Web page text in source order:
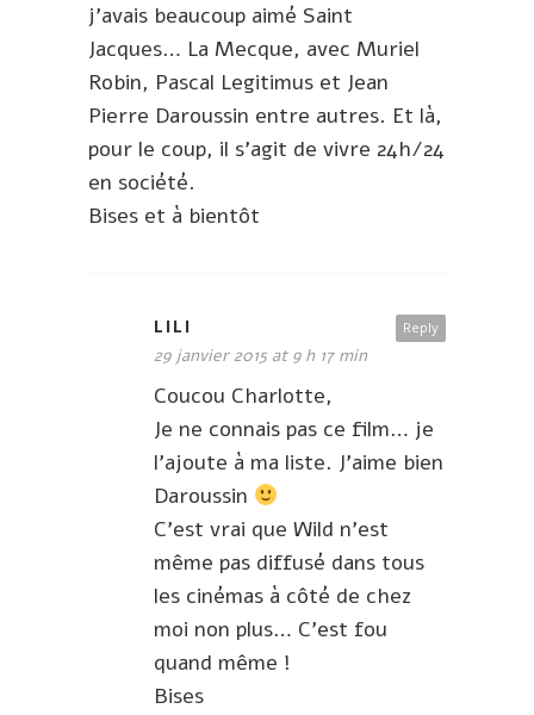
j’avais beaucoup aimé Saint
Jacques… La Mecque, avec Muriel
Robin, Pascal Legitimus et Jean
Pierre Daroussin entre autres. Et là,
pour le coup, il s’agit de vivre 24h/24
en société.
Bises et à bientôt
Reply
LILI
29 janvier 2015 at 9 h 17 min
Coucou Charlotte,
Je ne connais pas ce film… je
l’ajoute à ma liste. J’aime bien
Daroussin
C’est vrai que Wild n’est
même pas diffusé dans tous
les cinémas à côté de chez
moi non plus… C’est fou
quand même !
Bises